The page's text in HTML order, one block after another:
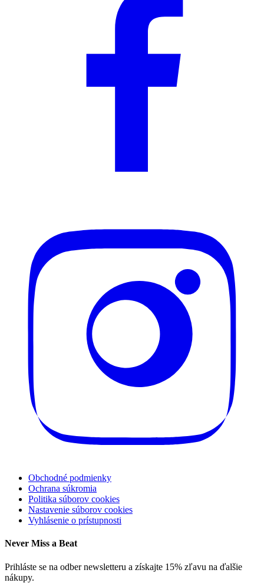
Obchodné podmienky
Ochrana súkromia
Politika súborov cookies
Nastavenie súborov cookies
Vyhlásenie o prístupnosti
Never Miss a Beat
Prihláste se na odber newsletteru a získajte 15% zľavu na ďalšie
nákupy.